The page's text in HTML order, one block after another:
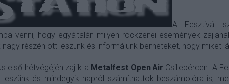
A Fesztivál
venni, hogy egyáltalán milyen rockzenei események
nagy részén ott leszünk és informálunk benneteket, hogy miket
első hétvégéjén zajlik a Metalfest Open Air Csillebércen. A
leszünk és mindegyik napról számíthattok beszámolóra is,